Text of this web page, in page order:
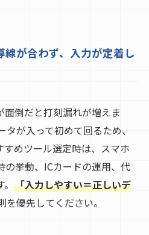
が合わず、入力が定着し
倒だと打刻漏れが増えま
が入って初めて回るため、
めツール選定時は、スマホ
の挙動、ICカードの運用、代
「入力しやすい＝正しいデ
を優先してください。